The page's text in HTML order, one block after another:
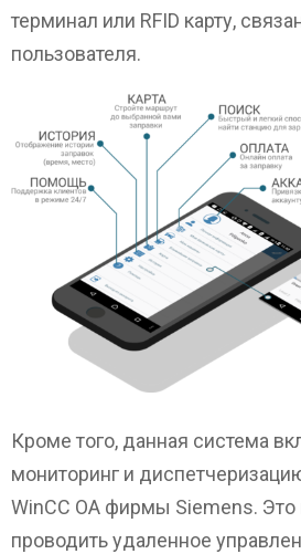
терминал или RFID карту,
пользователя.
Кроме того, данная система
мониторинг и
WinCC OA фирмы Siemens. Это
проводить удаленное